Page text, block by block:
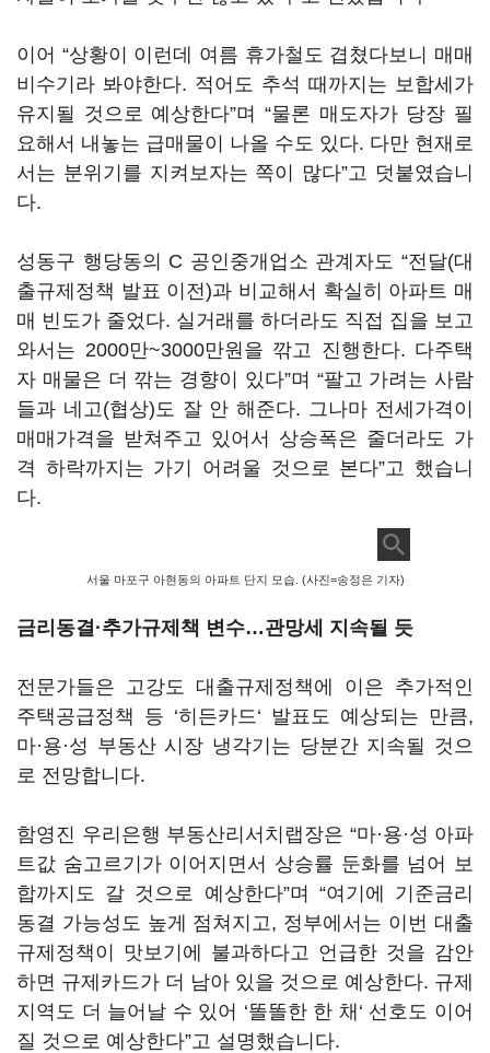
이어 “상황이 이런데 여름 휴가철도 겹쳤다보니 매매
비수기라 봐야한다. 적어도 추석 때까지는 보합세가
유지될 것으로 예상한다”며 “물론 매도자가 당장 필
요해서 내놓는 급매물이 나올 수도 있다. 다만 현재로
서는 분위기를 지켜보자는 쪽이 많다”고 덧붙였습니
다.
성동구 행당동의 C 공인중개업소 관계자도 “전달(대
출규제정책 발표 이전)과 비교해서 확실히 아파트 매
매 빈도가 줄었다. 실거래를 하더라도 직접 집을 보고
와서는 2000만~3000만원을 깎고 진행한다. 다주택
자 매물은 더 깎는 경향이 있다”며 “팔고 가려는 사람
들과 네고(협상)도 잘 안 해준다. 그나마 전세가격이
매매가격을 받쳐주고 있어서 상승폭은 줄더라도 가
격 하락까지는 가기 어려울 것으로 본다”고 했습니
다.
서울 마포구 아현동의 아파트 단지 모습. (사진=송정은 기자)
금리동결·추가규제책 변수…관망세 지속될 듯
전문가들은 고강도 대출규제정책에 이은 추가적인
주택공급정책 등 ‘히든카드‘ 발표도 예상되는 만큼,
마·용·성 부동산 시장 냉각기는 당분간 지속될 것으
로 전망합니다.
함영진 우리은행 부동산리서치랩장은 “마·용·성 아파
트값 숨고르기가 이어지면서 상승률 둔화를 넘어 보
합까지도 갈 것으로 예상한다”며 “여기에 기준금리
동결 가능성도 높게 점쳐지고, 정부에서는 이번 대출
규제정책이 맛보기에 불과하다고 언급한 것을 감안
하면 규제카드가 더 남아 있을 것으로 예상한다. 규제
지역도 더 늘어날 수 있어 ‘똘똘한 한 채‘ 선호도 이어
질 것으로 예상한다”고 설명했습니다.